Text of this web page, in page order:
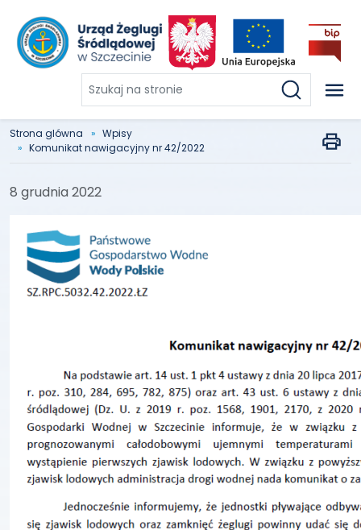
Szukaj
na
stronie
Strona glówna
Wpisy
Komunikat nawigacyjny nr 42/2022
8 grudnia 2022